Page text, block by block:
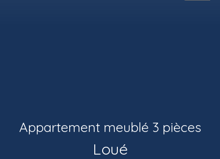
Appartement meublé 3 pièces
Loué